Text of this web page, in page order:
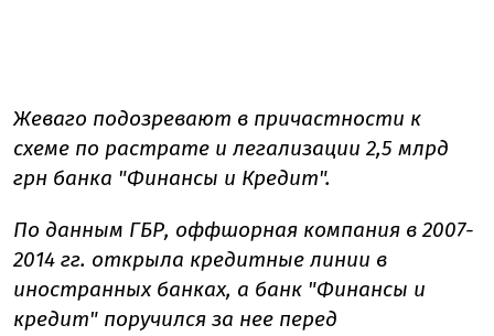
Жеваго подозревают в причастности к
схеме по растрате и легализации 2,5 млрд
грн банка "Финансы и Кредит".
По данным ГБР, оффшорная компания в 2007-
2014 гг. открыла кредитные линии в
иностранных банках, а банк "Финансы и
кредит" поручился за нее перед